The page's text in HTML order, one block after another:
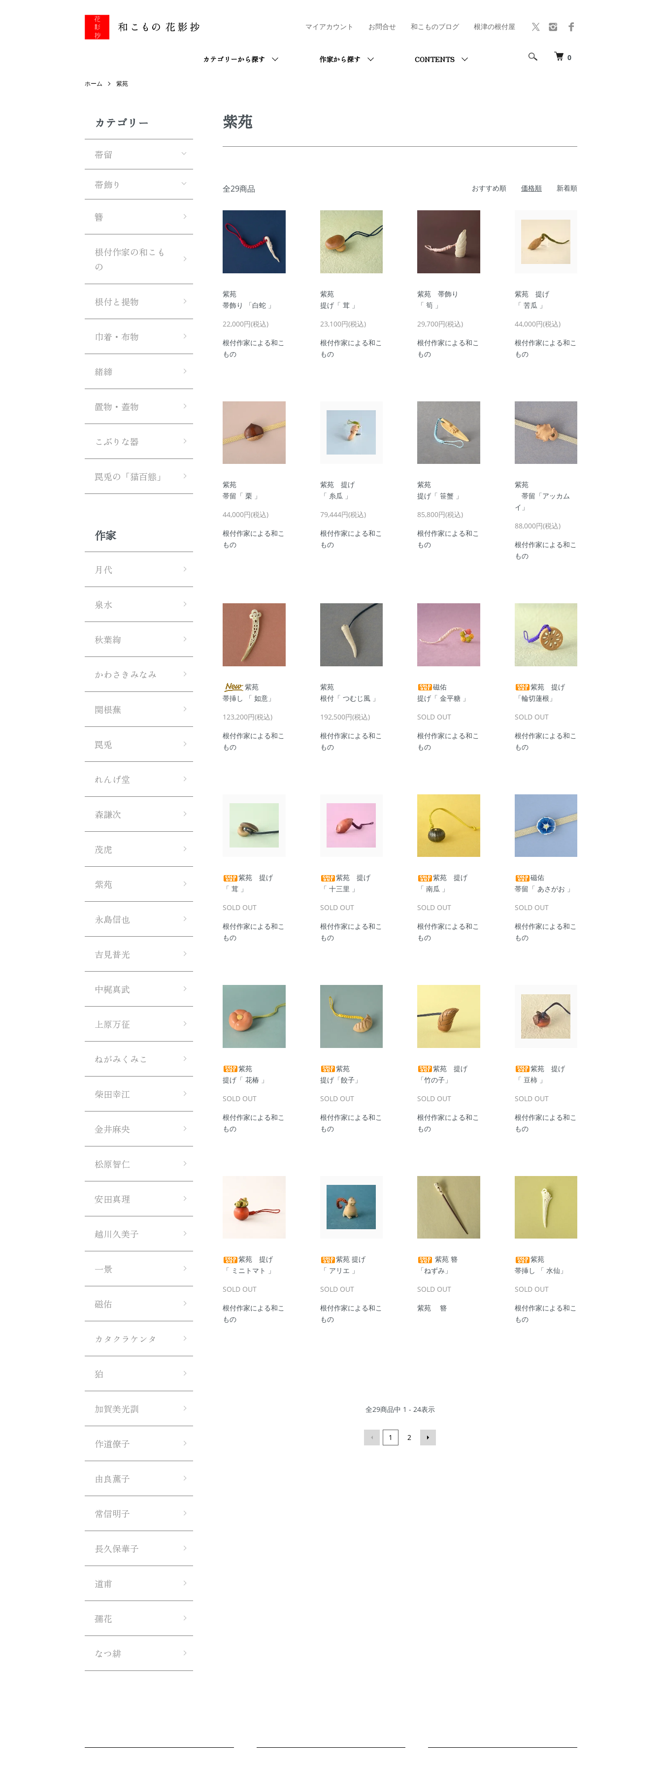
0
カテゴリーから探す 作家から探す CONTENTS
マイアカウント お問合せ 和こものブログ 根津の根付屋
ホーム 紫苑
紫苑
全29商品 おすすめ順 価格順 新着順
紫苑
帯飾り 「白蛇 」
22,000円(税込)
根付作家による和こ
もの
紫苑
提げ「 茸 」
23,100円(税込)
根付作家による和こ
もの
紫苑 帯飾り
「 筍 」
29,700円(税込)
根付作家による和こ
もの
紫苑 提げ
「 苦瓜 」
44,000円(税込)
根付作家による和こ
もの
紫苑
帯留「 栗 」
44,000円(税込)
根付作家による和こ
もの
紫苑 提げ
「 糸瓜 」
79,444円(税込)
根付作家による和こ
もの
紫苑
提げ「 笹蟹 」
85,800円(税込)
根付作家による和こ
もの
紫苑
帯留「アッカム
イ」
88,000円(税込)
根付作家による和こ
もの
紫苑
帯挿し 「 如意」
123,200円(税込)
根付作家による和こ
もの
紫苑
根付「 つむじ風 」
192,500円(税込)
根付作家による和こ
もの
磁佑
提げ「 金平糖 」
SOLD OUT
根付作家による和こ
もの
紫苑 提げ
「輪切蓮根」
SOLD OUT
根付作家による和こ
もの
紫苑 提げ
「 茸 」
SOLD OUT
根付作家による和こ
もの
紫苑 提げ
「 十三里 」
SOLD OUT
根付作家による和こ
もの
紫苑 提げ
「 南瓜 」
SOLD OUT
根付作家による和こ
もの
磁佑
帯留「 あさがお 」
SOLD OUT
根付作家による和こ
もの
紫苑
提げ「 花椿 」
SOLD OUT
根付作家による和こ
もの
紫苑
提げ「餃子」
SOLD OUT
根付作家による和こ
もの
紫苑 提げ
「竹の子」
SOLD OUT
根付作家による和こ
もの
紫苑 提げ
「 豆柿 」
SOLD OUT
根付作家による和こ
もの
紫苑 提げ
「 ミニトマト 」
SOLD OUT
根付作家による和こ
もの
紫苑 提げ
「 アリエ 」
SOLD OUT
根付作家による和こ
もの
紫苑 簪
「ねずみ」
SOLD OUT
紫苑 簪
紫苑
帯挿し 「 水仙」
SOLD OUT
根付作家による和こ
もの
全29商品中 1 - 24表示
1 2
カテゴリー
帯留
帯飾り
簪
根付作家の和こも
の
根付と提物
巾着・布物
緒締
置物・蓋物
こぶりな器
罠兎の「猫百態」
作家
月代
泉水
秋葉絢
かわさきみなみ
関根蕪
罠兎
れんげ堂
森謙次
茂虎
紫苑
永島信也
吉見普光
中梶真武
上原万征
ねがみくみこ
柴田幸江
金井麻央
松原智仁
安田真理
越川久美子
一景
磁佑
カタクラケンタ
狛
加賀美光訓
作道僚子
由良薫子
常信明子
長久保華子
道甫
孺花
なつ緋